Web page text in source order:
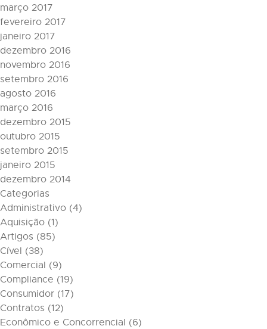
março 2017
fevereiro 2017
janeiro 2017
dezembro 2016
novembro 2016
setembro 2016
agosto 2016
março 2016
dezembro 2015
outubro 2015
setembro 2015
janeiro 2015
dezembro 2014
Categorias
Administrativo (4)
Aquisição (1)
Artigos (85)
Cível (38)
Comercial (9)
Compliance (19)
Consumidor (17)
Contratos (12)
Econômico e Concorrencial (6)